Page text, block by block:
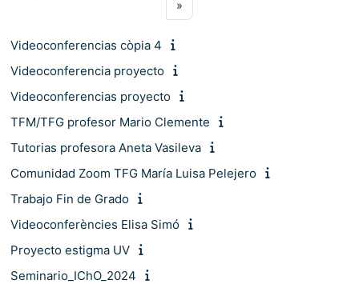
»Pàgina següent
Videoconferencias còpia 4
Videoconferencia proyecto
Videoconferencias proyecto
TFM/TFG profesor Mario Clemente
Tutorias profesora Aneta Vasileva
Comunidad Zoom TFG María Luisa Pelejero
Trabajo Fin de Grado
Videoconferències Elisa Simó
Proyecto estigma UV
Seminario_IChO_2024